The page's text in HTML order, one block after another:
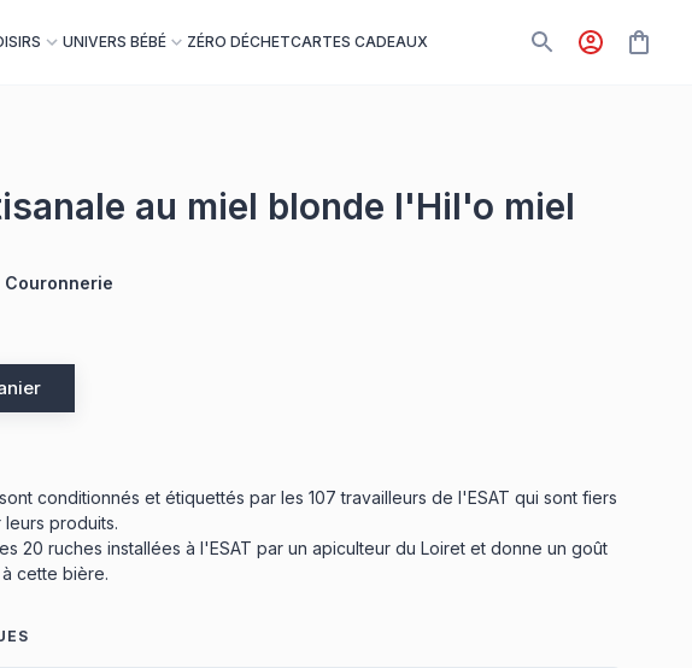
UNIVERS BÉBÉ ZÉRO DÉCHETCARTES CADEAUX
au miel blonde l'Hil'o miel
Couronnerie
conditionnés et étiquettés par les 107 travailleurs de l'ESAT qui sont fiers
produits.
20 ruches installées à l'ESAT par un apiculteur du Loiret et donne un goût
cette bière.